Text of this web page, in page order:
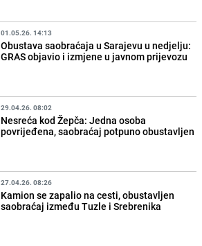
01.05.26. 14:13
Obustava saobraćaja u Sarajevu u nedjelju:
GRAS objavio i izmjene u javnom prijevozu
29.04.26. 08:02
Nesreća kod Žepča: Jedna osoba
povrijeđena, saobraćaj potpuno obustavljen
27.04.26. 08:26
Kamion se zapalio na cesti, obustavljen
saobraćaj između Tuzle i Srebrenika